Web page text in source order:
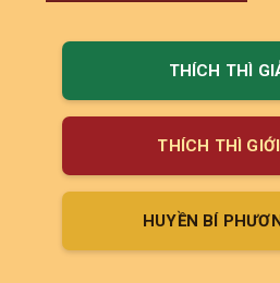
THÍCH THÌ
THÍCH THÌ
HUYỀN BÍ